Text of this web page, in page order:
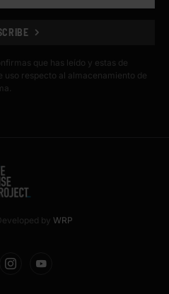
que has leído y estas de
uso respecto al almacenamiento de
by WRP